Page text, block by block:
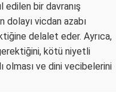
edilen bir davranış
dolayı vicdan azabı
delalet eder. Ayrıca,
kötü niyetli
olması ve dini vecibelerini